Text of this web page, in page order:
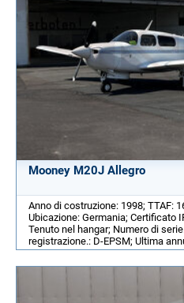
Mooney M20J Allegro
Anno di costruzione: 1998; TTAF:
Ubicazione: Germania; Certificato
Tenuto nel hangar; Numero di
registrazione.: D-EPSM; Ultima